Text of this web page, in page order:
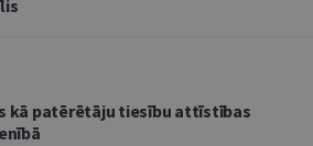
kā patērētāju tiesību attīstības